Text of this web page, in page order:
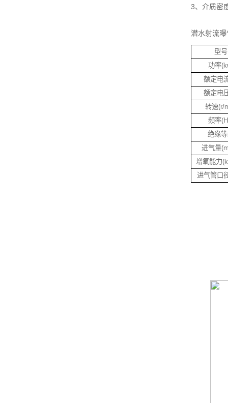
3、介质密
潜水射流
型号
功率
额定电
额定电
转速(r/
频率
绝缘
进气量
增氧能力
进气管口